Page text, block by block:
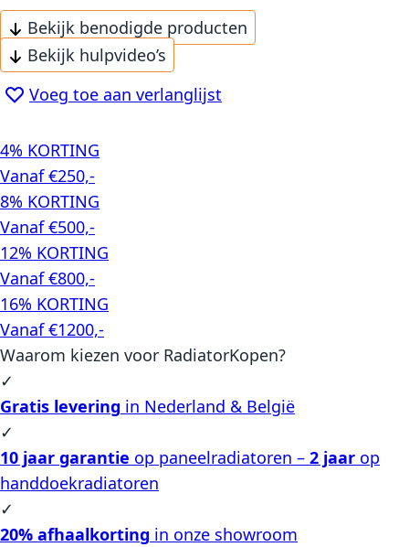
Bekijk benodigde producten
Bekijk hulpvideo’s
Voeg toe aan verlanglijst
4% KORTING
Vanaf €250,-
8% KORTING
Vanaf €500,-
12% KORTING
Vanaf €800,-
16% KORTING
Vanaf €1200,-
Waarom kiezen voor RadiatorKopen?
✓
Gratis levering in Nederland & België
✓
10 jaar garantie op paneelradiatoren – 2 jaar op
handdoekradiatoren
✓
20% afhaalkorting in onze showroom